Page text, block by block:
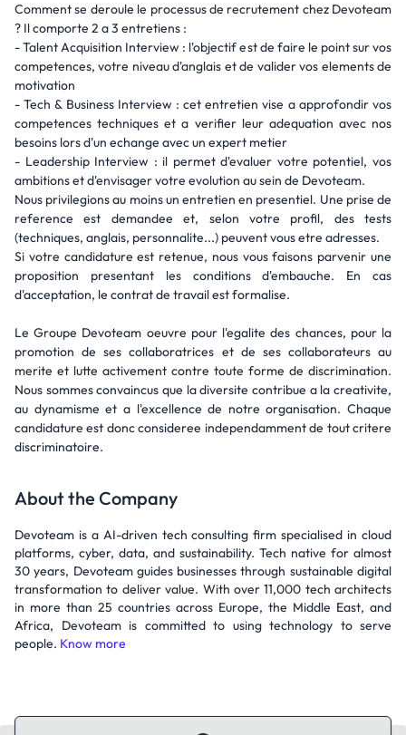
Comment se deroule le processus de recrutement chez Devoteam
? Il comporte 2 a 3 entretiens :
- Talent Acquisition Interview : l'objectif est de faire le point sur vos
competences, votre niveau d'anglais et de valider vos elements de
motivation
- Tech & Business Interview : cet entretien vise a approfondir vos
competences techniques et a verifier leur adequation avec nos
besoins lors d'un echange avec un expert metier
- Leadership Interview : il permet d'evaluer votre potentiel, vos
ambitions et d'envisager votre evolution au sein de Devoteam.
Nous privilegions au moins un entretien en presentiel. Une prise de
reference est demandee et, selon votre profil, des tests
(techniques, anglais, personnalite...) peuvent vous etre adresses.
Si votre candidature est retenue, nous vous faisons parvenir une
proposition presentant les conditions d'embauche. En cas
d'acceptation, le contrat de travail est formalise.
Le Groupe Devoteam oeuvre pour l'egalite des chances, pour la
promotion de ses collaboratrices et de ses collaborateurs au
merite et lutte activement contre toute forme de discrimination.
Nous sommes convaincus que la diversite contribue a la creativite,
au dynamisme et a l'excellence de notre organisation. Chaque
candidature est donc consideree independamment de tout critere
discriminatoire.
About the Company
Devoteam is a AI-driven tech consulting firm specialised in cloud
platforms, cyber, data, and sustainability. Tech native for almost
30 years, Devoteam guides businesses through sustainable digital
transformation to deliver value. With over 11,000 tech architects
in more than 25 countries across Europe, the Middle East, and
Africa, Devoteam is committed to using technology to serve
people. Know more